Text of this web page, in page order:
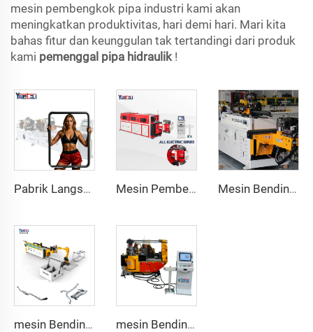
mesin pembengkok pipa industri kami akan
meningkatkan produktivitas, hari demi hari. Mari kita
bahas fitur dan keunggulan tak tertandingi dari produk
kami pemenggal pipa hidraulik !
Pabrik Langsung Menjual Mesin Pembengkok Tabung Hidrolik Otomatis CNC Dua Kepala untuk Tabung Baja Karbon Mesin Pembengkok Tabung Baja Logam Seri CNC Rotari Biaxial Listrik Penuh Otomatis Mesin Bending Tabung Dual-Arm Otomatis CNC Sistem Pembentuk Tabung 2 Arah Serentak untuk Pipa Knalpot & Pagar
mesin Bending Tabung Otomatis CNC 18 25 38 50 4A 2S Baja Harga Mesin Bending Tabung dan Mesin Bender Tabung dengan Sistem Dorong 1Inch 2Inch 3Inch Line mesin Bending Tabung CNC 90CNC 6A MS Besi Tabung Kotak dengan Motor untuk Tabung Alumunium dan Baja Tahan Karat Kuningan